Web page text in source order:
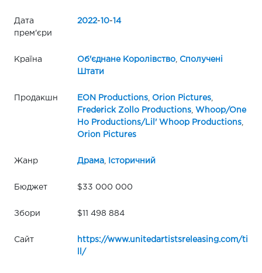
Дата
прем'єри
2022-10-14
Країна Об'єднане Королівство,
Сполучені
Штати
Продакшн EON Productions, Orion Pictures,
Frederick Zollo Productions,
Whoop/One
Ho Productions/Lil' Whoop Productions,
Orion Pictures
Жанр Драма, Історичний
Бюджет $33 000 000
Збори $11 498 884
Сайт
https://www.unitedartistsreleasing.com/ti
ll/